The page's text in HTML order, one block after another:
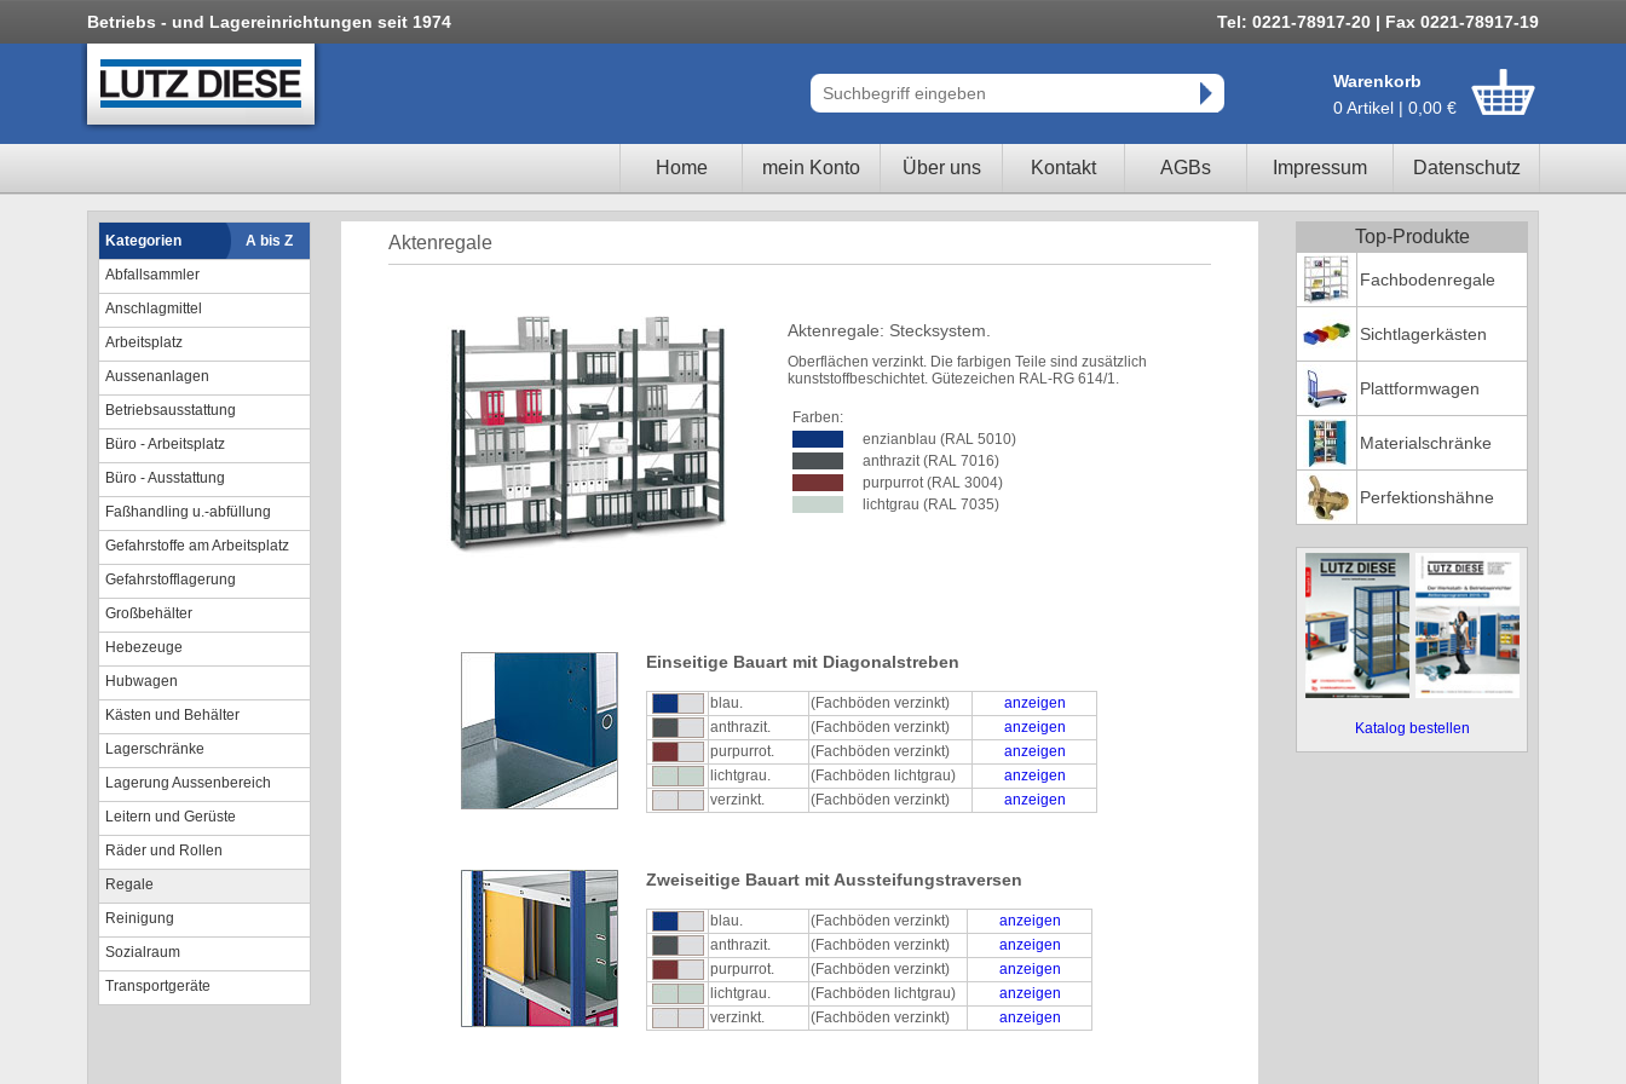
Betriebs - und Lagereinrichtungen seit 1974 Tel: 0221-78917-20 | Fax 0221-78917-19
Warenkorb
0 Artikel | 0,00 €
Home mein Konto Über uns Kontakt AGBs Impressum Datenschutz
Kategorien
A bis Z
Abfallsammler
Anschlagmittel
Arbeitsplatz
Aussenanlagen
Betriebsausstattung
Büro - Arbeitsplatz
Büro - Ausstattung
Faßhandling u.-abfüllung
Gefahrstoffe am Arbeitsplatz
Gefahrstofflagerung
Großbehälter
Hebezeuge
Hubwagen
Kästen und Behälter
Lagerschränke
Lagerung Aussenbereich
Leitern und Gerüste
Räder und Rollen
Regale
Reinigung
Sozialraum
Transportgeräte
Aktenregale
Aktenregale: Stecksystem.
Oberflächen verzinkt. Die farbigen Teile sind zusätzlich
kunststoffbeschichtet. Gütezeichen RAL-RG 614/1.
Farben:
enzianblau (RAL 5010)
anthrazit (RAL 7016)
purpurrot (RAL 3004)
lichtgrau (RAL 7035)
Einseitige Bauart mit Diagonalstreben
blau. (Fachböden verzinkt)
anzeigen
anthrazit.
(Fachböden verzinkt)
anzeigen
purpurrot.
(Fachböden verzinkt)
anzeigen
lichtgrau.
(Fachböden lichtgrau)
anzeigen
verzinkt.
(Fachböden verzinkt) anzeigen
Zweiseitige Bauart mit Aussteifungstraversen
blau. (Fachböden verzinkt)
anzeigen
anthrazit.
(Fachböden verzinkt)
anzeigen
purpurrot.
(Fachböden verzinkt)
anzeigen
lichtgrau.
(Fachböden lichtgrau)
anzeigen
verzinkt.
(Fachböden verzinkt) anzeigen
Top-Produkte
Fachbodenregale
Sichtlagerkästen
Plattformwagen
Materialschränke
Perfektionshähne
Katalog bestellen